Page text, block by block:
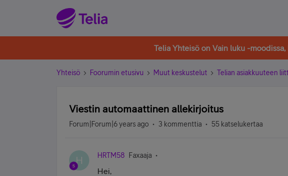
Telia Yhteisö on Vain luku -
Yhteisö Foorumin etusivu Muut keskustelut Telian asiakkuuteen
Viestin automaattinen allekirjoitus
Forum|Forum|6 years ago 3 kommenttia 55 katselukertaa
H HRTM58 Faxaaja
Hei,